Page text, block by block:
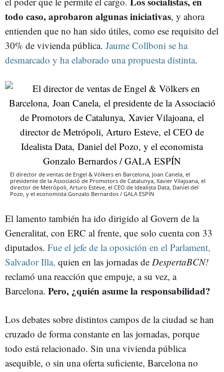
todo caso, aprobaron algunas iniciativas, y ahora
entienden que no han sido útiles, como ese requisito del
30% de vivienda pública. Jaume Collboni se ha
desmarcado y ha elaborado una propuesta distinta.
El director de ventas de Engel & Völkers en Barcelona, Joan Canela, el
presidente de la Associació de Promotors de Catalunya, Xavier Vilajoana, el
director de Metrópoli, Arturo Esteve, el CEO de Idealista Data, Daniel del
Pozo, y el economista Gonzalo Bernardos / GALA ESPÍN
El lamento también ha ido dirigido al Govern de la
Generalitat, con ERC al frente, que solo cuenta con 33
diputados. Fue el jefe de la oposición en el Parlament,
Salvador Illa, quien en las jornadas de DespertaBCN!
reclamó una reacción que empuje, a su vez, a
Barcelona. Pero, ¿quién asume la responsabilidad?
Los debates sobre distintos campos de la ciudad se han
cruzado de forma constante en las jornadas, porque
todo está relacionado. Sin una vivienda pública
asequible, o sin una oferta suficiente, Barcelona no